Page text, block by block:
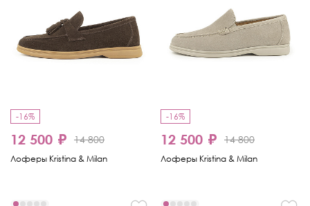
-16%
12 500 ₽ 14 800
Лоферы Kristina & Milan
-16%
12 500 ₽ 14 800
Лоферы Kristina & Milan